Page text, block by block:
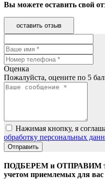
Вы можете оставить свой
оставить отзыв
Оценка
Пожалуйста, оцените по 5
Нажимая кнопку, я
обработку персональных
ПОДБЕРЕМ и ОТПРАВИМ
учетом приемлемых для вас